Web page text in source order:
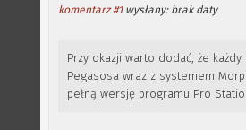
komentarz #1wysłany: brak daty
Przy okazji warto dodać, że każdy
Pegasosa wraz z systemem
pełną wersję programu Pro